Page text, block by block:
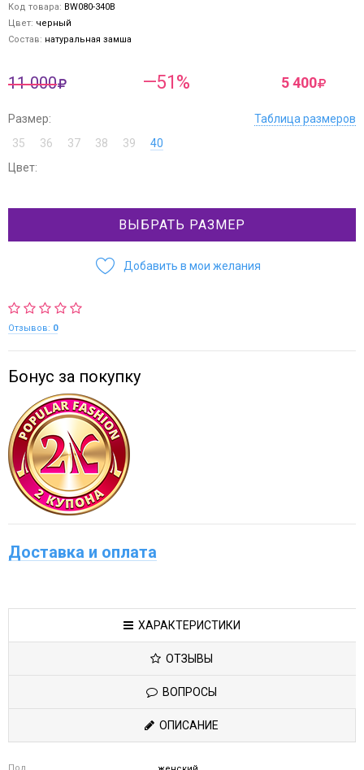
Код товара: BW080-340B
Цвет: черный
Состав: натуральная замша
11 000 —51% 5 400
Размер:
Таблица размеров
35
36 37 38 39
40
Цвет:
ВЫБРАТЬ РАЗМЕР
Добавить в мои желания
Отзывов: 0
Бонус за покупку
Доставка и оплата
ХАРАКТЕРИСТИКИ
ОТЗЫВЫ
ВОПРОСЫ
ОПИСАНИЕ